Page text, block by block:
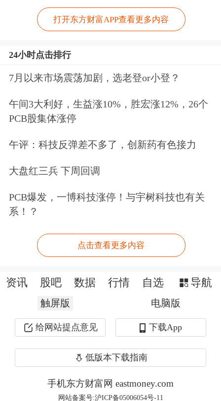
全年扩大4.8个百分点。分门类看，制
造业、电力热力燃气及水生产和供应业
利润分别增长17.4%、63.1%，均实现两
在制造业中，随着现代化产业体系加快
构建，装备制造业利润增长持续加快。
1~2月份，装备制造业利润同比增长
分点，拉动规上工业利润增长6.7个百
分点，贡献率达65.9%，是贡献最大的
行业板块。
随着制造业向高端化、智能化、绿色化
长。1~2月份，高技术制造业利润由上
年全年下降8.3%转为增长27.9%，增速
高于规上工业平均水平17.7个百分点。
其中，智能消费设备行业利润增长1.13
倍，锂离子电池行业利润增长66.3%，
终端设备行业由上年同期亏损转为
打开东方财富APP查看更多内容
24小时点击排行
7月以来市场震荡加剧，选老登or小登？
午间3大利好，生益涨10%，胜宏涨12%，26个
PCB股集体涨停
午评：科技反弹差不多了，创新药有色接力
大盘红三兵 下周回调
PCB爆发，一博科技涨停！与宇树科技也有关
系！？
点击查看更多内容
资讯 股吧 数据 行情 自选 导航
触屏版 电脑版
给网站提点意见 下载App
低版本下载指南
手机东方财富网 eastmoney.com
网站备案号:沪ICP备05006054号-11